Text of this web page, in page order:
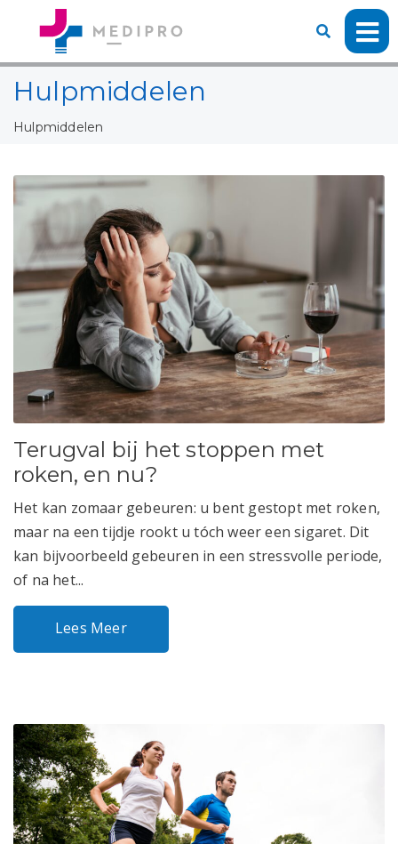
Hulpmiddelen
Hulpmiddelen
Terugval bij het stoppen met
roken, en nu?
Het kan zomaar gebeuren: u bent gestopt met roken,
maar na een tijdje rookt u tóch weer een sigaret. Dit
kan bijvoorbeeld gebeuren in een stressvolle periode,
of na het...
Lees Meer